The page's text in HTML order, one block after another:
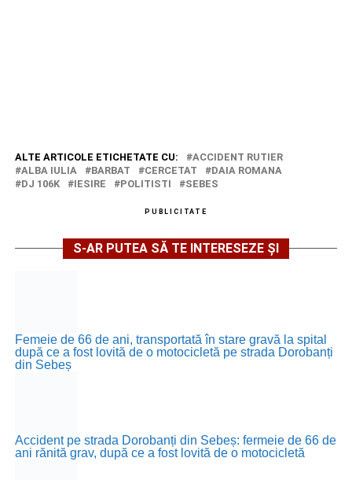
ALTE ARTICOLE ETICHETATE CU:
ACCIDENT RUTIER
ALBA IULIA
BARBAT CERCETAT
DAIA ROMANA
DJ 106K
IESIRE POLITISTI SEBES
PUBLICITATE
S-AR PUTEA SĂ TE INTERESEZE ȘI
Femeie de 66 de ani, transportată în stare gravă la spital
după ce a fost lovită de o motocicletă pe strada Dorobanți
din Sebeș
Accident pe strada Dorobanți din Sebeș: fermeie de 66 de
ani rănită grav, după ce a fost lovită de o motocicletă